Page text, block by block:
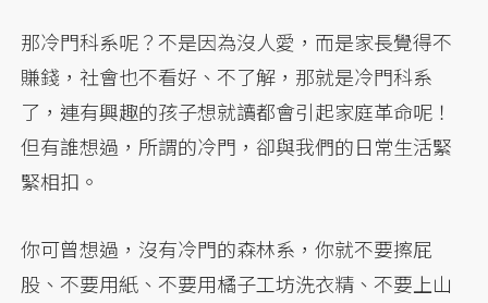
那冷門科系呢？不是因為沒人愛，而是家長覺得不
賺錢，社會也不看好、不了解，那就是冷門科系
了，連有興趣的孩子想就讀都會引起家庭革命呢！
但有誰想過，所謂的冷門，卻與我們的日常生活緊
緊相扣。
你可曾想過，沒有冷門的森林系，你就不要擦屁
股、不要用紙、不要用橘子工坊洗衣精、不要上山